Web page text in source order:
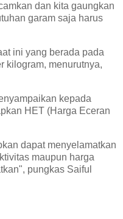
dan kita gaungkan
garam saja harus
ini yang berada pada
kilogram, menurutnya,
kepada
HET (Harga Eceran
dapat menyelamatkan
maupun harga
pungkas Saiful